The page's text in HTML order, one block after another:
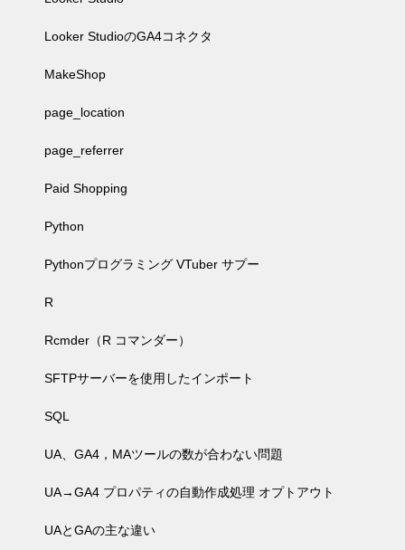
Looker StudioのGA4コネクタ
MakeShop
page_location
page_referrer
Paid Shopping
Python
Pythonプログラミング VTuber サプー
R
Rcmder（R コマンダー）
SFTPサーバーを使用したインポート
SQL
UA、GA4，MAツールの数が合わない問題
UA→GA4 プロパティの自動作成処理 オプトアウト
UAとGAの主な違い